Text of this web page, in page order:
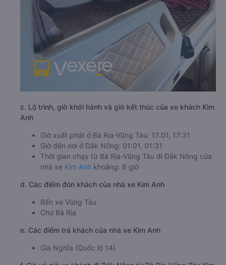
c. Lộ trình, giờ khởi hành và giờ kết thúc của xe khách Kim
Anh
Giờ xuất phát ở Bà Rịa-Vũng Tàu: 17:01, 17:31
Giờ đến nơi ở Đắk Nông: 01:01, 01:31
Thời gian chạy từ Bà Rịa-Vũng Tàu đi Đắk Nông của
nhà xe Kim Anh khoảng: 8 giờ
d. Các điểm đón khách của nhà xe Kim Anh
Bến xe Vũng Tàu
Chợ Bà Rịa
e. Các điểm trả khách của nhà xe Kim Anh
Gia Nghĩa (Quốc lộ 14)